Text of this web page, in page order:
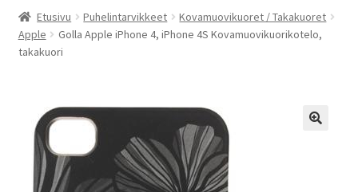
Tietoa meistä
Toimitusehdot
POISTUVAT TUOTTEET
Etusivu Puhelintarvikkeet
Kovamuovikuoret / Takakuoret
Apple
Golla Apple iPhone 4, iPhone 4S Kovamuovikuorikotelo,
takakuori